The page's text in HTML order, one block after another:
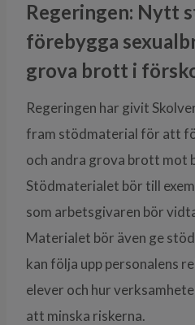
Regeringen: Nytt
förebygga
grova brott i
Regeringen har givit
fram stödmaterial för att
och andra grova brott mot
Stödmaterialet bör till
som arbetsgivaren bör
Materialet bör även ge
kan följa upp personalens
elever och hur
att minska riskerna.